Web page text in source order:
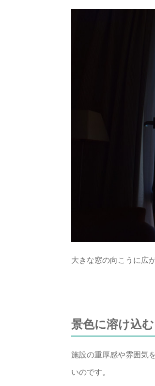
大きな窓の向こうに広
景色に溶け込む
施設の重厚感や雰囲気
いのです。